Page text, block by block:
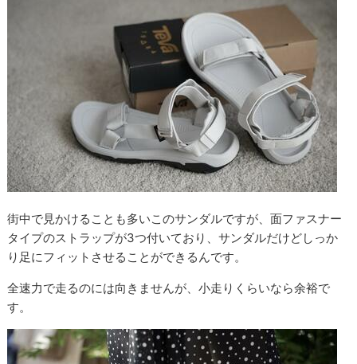
街中で見かけることも多いこのサンダルですが、面ファスナー
タイプのストラップが3つ付いており、サンダルだけどしっか
り足にフィットさせることができるんです。
全速力で走るのには向きませんが、小走りくらいなら余裕で
す。